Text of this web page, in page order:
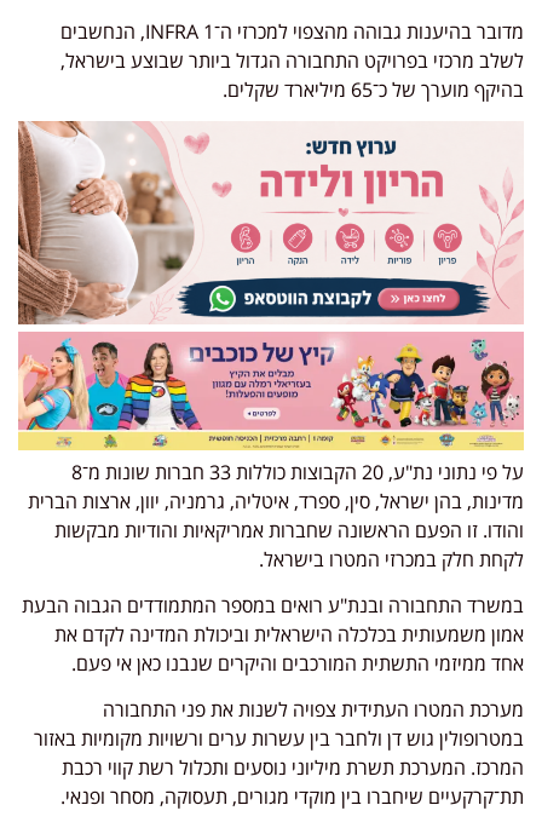
מדובר בהיענות גבוהה מהצפוי למכרזי ה־INFRA 1, הנחשבים
לשלב מרכזי בפרויקט התחבורה הגדול ביותר שבוצע בישראל,
בהיקף מוערך של כ־65 מיליארד שקלים.
על פי נתוני נת"ע, 20 הקבוצות כוללות 33 חברות שונות מ־8
מדינות, בהן ישראל, סין, ספרד, איטליה, גרמניה, יוון, ארצות הברית
והודו. זו הפעם הראשונה שחברות אמריקאיות והודיות מבקשות
לקחת חלק במכרזי המטרו בישראל.
במשרד התחבורה ובנת"ע רואים במספר המתמודדים הגבוה הבעת
אמון משמעותית בכלכלה הישראלית וביכולת המדינה לקדם את
אחד ממיזמי התשתית המורכבים והיקרים שנבנו כאן אי פעם.
מערכת המטרו העתידית צפויה לשנות את פני התחבורה
במטרופולין גוש דן ולחבר בין עשרות ערים ורשויות מקומיות באזור
המרכז. המערכת תשרת מיליוני נוסעים ותכלול רשת קווי רכבת
תת־קרקעיים שיחברו בין מוקדי מגורים, תעסוקה, מסחר ופנאי.